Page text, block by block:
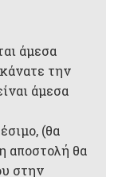
άμεσα
την
άμεσα
(θα
αποστολή θα
στην